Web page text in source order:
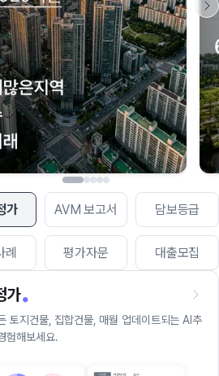
가 AVM 보고서 담보등급
례 평가자문 대출모집
가
토지건물, 집합건물, 매월 업데이트되는 AI추
험해보세요.